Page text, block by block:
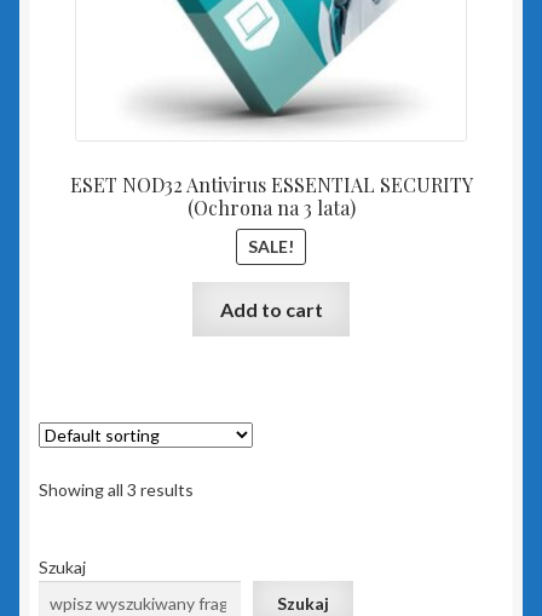
Rachmistrz Nexo Pro
Rewizor Nexo
Kasy fiskalne
ESET NOD32 Antivirus ESSENTIAL SECURITY
(Ochrona na 3 lata)
SALE!
Add to cart
Showing all 3 results
Szukaj
Szukaj